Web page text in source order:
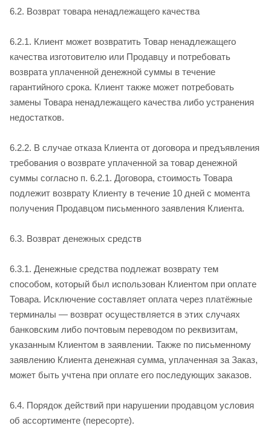
6.2. Возврат товара ненадлежащего качества
6.2.1. Клиент может возвратить Товар ненадлежащего
качества изготовителю или Продавцу и потребовать
возврата уплаченной денежной суммы в течение
гарантийного срока. Клиент также может потребовать
замены Товара ненадлежащего качества либо устранения
недостатков.
6.2.2. В случае отказа Клиента от договора и предъявления
требования о возврате уплаченной за товар денежной
суммы согласно п. 6.2.1. Договора, стоимость Товара
подлежит возврату Клиенту в течение 10 дней с момента
получения Продавцом письменного заявления Клиента.
6.3. Возврат денежных средств
6.3.1. Денежные средства подлежат возврату тем
способом, который был использован Клиентом при оплате
Товара. Исключение составляет оплата через платёжные
терминалы — возврат осуществляется в этих случаях
банковским либо почтовым переводом по реквизитам,
указанным Клиентом в заявлении. Также по письменному
заявлению Клиента денежная сумма, уплаченная за Заказ,
может быть учтена при оплате его последующих заказов.
6.4. Порядок действий при нарушении продавцом условия
об ассортименте (пересорте).